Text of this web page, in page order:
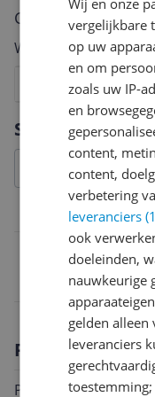
Specificaties
4066891152903
Productgegevens:
Cijfer
Welk cijfer geef jij
4
3
2
Wij en onze
vergelijkbare
op uw
en om
zoals uw IP-
en
content,
content,
verbetering
leveranciers
ook
doeleinden,
nauwkeurige
gelden alleen
leveranciers